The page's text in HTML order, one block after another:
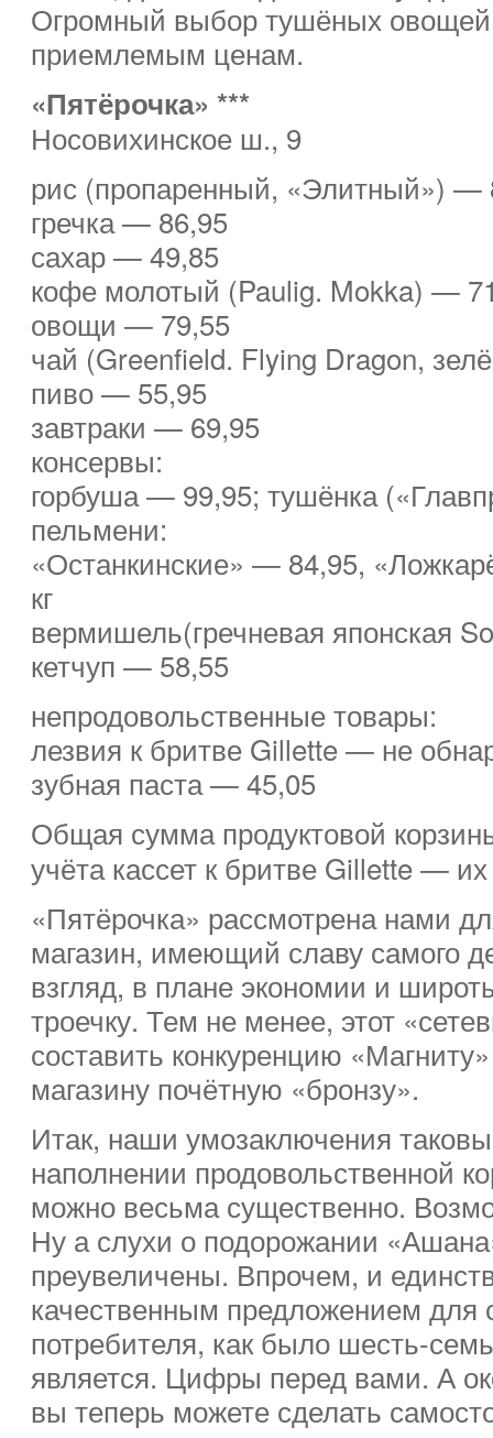
Огромный выбор тушёных
приемлемым ценам.
«Пятёрочка» ***
Носовихинское ш., 9
рис (пропаренный, «Элитный») —
гречка — 86,95
сахар — 49,85
кофе молотый (Paulig. Mokka) —
овощи — 79,55
чай (Greenfield. Flying Dragon,
пиво — 55,95
завтраки — 69,95
консервы:
горбуша — 99,95; тушёнка
пельмени:
«Останкинские» — 84,95,
кг
вермишель(гречневая японская
кетчуп — 58,55
непродовольственные товары:
лезвия к бритве Gillette — не
зубная паста — 45,05
Общая сумма продуктовой
учёта кассет к бритве Gillette — их
«Пятёрочка» рассмотрена нами
магазин, имеющий славу самого
взгляд, в плане экономии и
троечку. Тем не менее, этот
составить конкуренцию
магазину почётную «бронзу».
Итак, наши умозаключения
наполнении продовольственной
можно весьма существенно.
Ну а слухи о подорожании
преувеличены. Впрочем, и
качественным предложением для
потребителя, как было шесть-
является. Цифры перед вами. А
вы теперь можете сделать